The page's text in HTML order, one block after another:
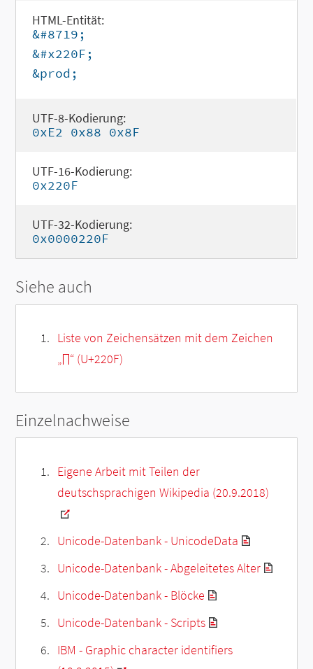
HTML-Entität:
&#8719;
&#x220F;
&prod;
UTF-8-Kodierung:
0xE2 0x88 0x8F
UTF-16-Kodierung:
0x220F
UTF-32-Kodierung:
0x0000220F
Siehe auch
Liste von Zeichensätzen mit dem Zeichen
„∏“ (U+220F)
Einzelnachweise
Eigene Arbeit mit Teilen der
deutschsprachigen Wikipedia (20.9.2018)
Unicode-Datenbank - UnicodeData
Unicode-Datenbank - Abgeleitetes Alter
Unicode-Datenbank - Blöcke
Unicode-Datenbank - Scripts
IBM - Graphic character identifiers